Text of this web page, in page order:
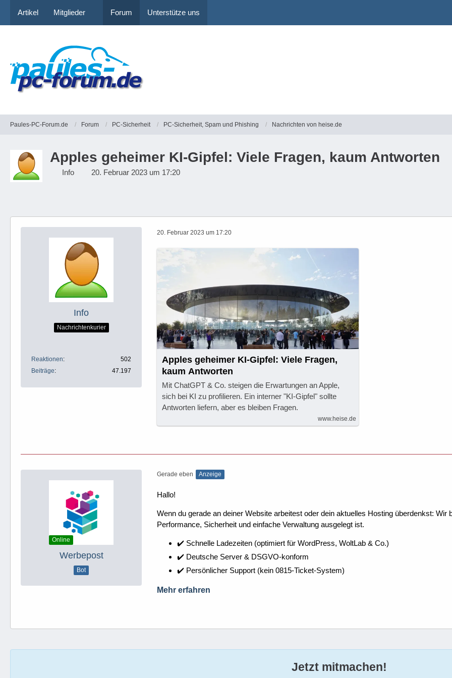
Artikel Mitglieder Forum Unterstütze uns
Paules-PC-Forum.de Forum PC-Sicherheit PC-Sicherheit, Spam und Phishing Nachrichten von heise.de
Apples geheimer KI-Gipfel: Viele Fragen, kaum Antworten
Info 20. Februar 2023 um 17:20
Info
Nachrichtenkurier
Reaktionen
502
Beiträge
47.197
20. Februar 2023 um 17:20
Apples geheimer KI-Gipfel: Viele Fragen,
kaum Antworten
Mit ChatGPT & Co. steigen die Erwartungen an Apple,
sich bei KI zu profilieren. Ein interner "KI-Gipfel" sollte
Antworten liefern, aber es bleiben Fragen.
www.heise.de
Online
Werbepost
Bot
Gerade eben Anzeige
Hallo!
Wenn du gerade an deiner Website arbeitest oder dein aktuelles Hosting überdenkst:
Performance, Sicherheit und einfache Verwaltung ausgelegt ist.
✔️ Schnelle Ladezeiten (optimiert für WordPress, WoltLab & Co.)
✔️ Deutsche Server & DSGVO-konform
✔️ Persönlicher Support (kein 0815-Ticket-System)
Mehr erfahren
Jetzt mitmachen!